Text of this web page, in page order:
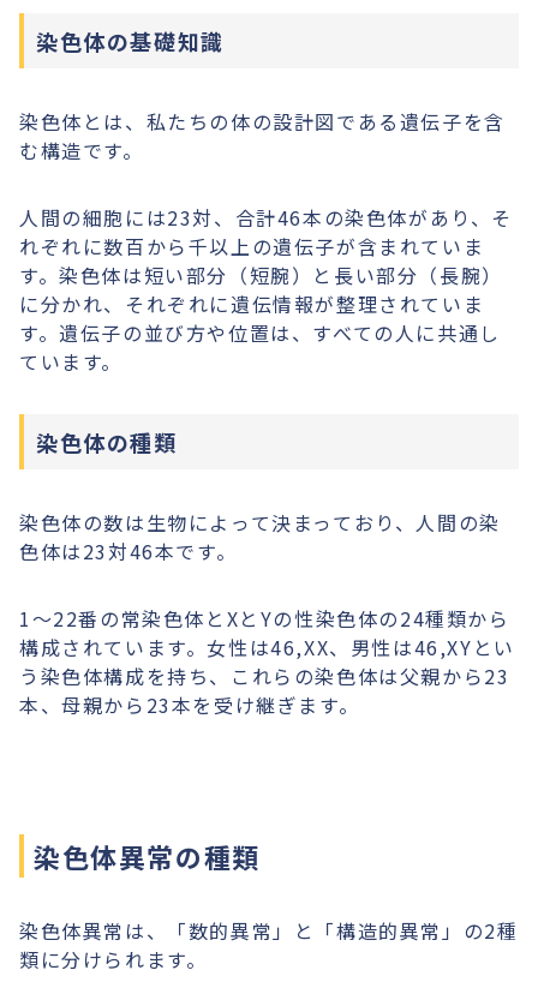
染色体の基礎知識
染色体とは、私たちの体の設計図である遺伝子を含
む構造です。
人間の細胞には23対、合計46本の染色体があり、そ
れぞれに数百から千以上の遺伝子が含まれていま
す。染色体は短い部分（短腕）と長い部分（長腕）
に分かれ、それぞれに遺伝情報が整理されていま
す。遺伝子の並び方や位置は、すべての人に共通し
ています。
染色体の種類
染色体の数は生物によって決まっており、人間の染
色体は23対46本です。
1〜22番の常染色体とXとYの性染色体の24種類から
構成されています。女性は46,XX、男性は46,XYとい
う染色体構成を持ち、これらの染色体は父親から23
本、母親から23本を受け継ぎます。
染色体異常の種類
染色体異常は、「数的異常」と「構造的異常」の2種
類に分けられます。